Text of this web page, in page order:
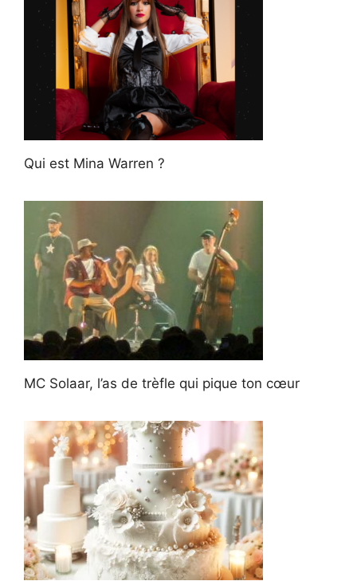
Qui est Mina Warren ?
MC Solaar, l’as de trèfle qui pique ton cœur